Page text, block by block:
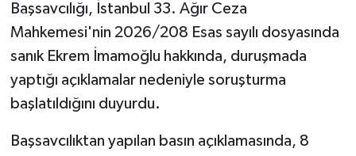
Başsavcılığı, İstanbul 33. Ağır Ceza
Mahkemesi'nin 2026/208 Esas sayılı dosyasında
sanık Ekrem İmamoğlu hakkında, duruşmada
yaptığı açıklamalar nedeniyle soruşturma
başlatıldığını duyurdu.
Başsavcılıktan yapılan basın açıklamasında, 8